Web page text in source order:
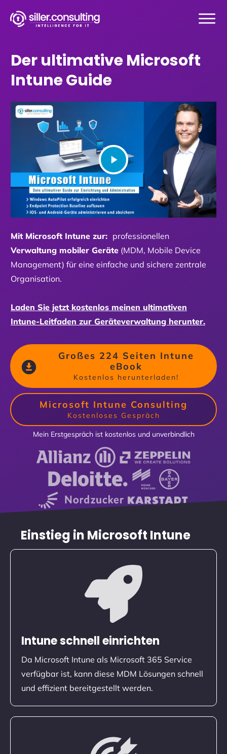
Der ultimative Microsoft
Intune Guide
Mit Microsoft Intune zur: professionellen
Verwaltung mobiler Geräte (MDM, Mobile Device
Management) für eine einfache und sichere zentrale
Organisation.
Laden Sie jetzt kostenlos meinen ultimativen
Intune-Leitfaden zur Geräteverwaltung herunter.
Großes 224 Seiten Intune
eBook
Kostenlos herunterladen!
Microsoft Intune Consulting
Kostenloses Gespräch
Mein Erstgespräch ist kostenlos und unverbindlich
Einstieg in Microsoft Intune
Intune schnell einrichten
Da Microsoft Intune als Microsoft 365 Service
verfügbar ist, kann diese MDM Lösungen schnell
und effizient bereitgestellt werden.